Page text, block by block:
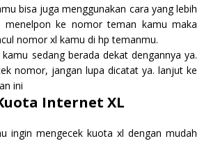
bisa juga menggunakan cara yang lebih
menelpon ke nomor teman kamu maka
nomor xl kamu di hp temanmu.
sedang berada dekat dengannya ya.
nomor, jangan lupa dicatat ya. lanjut ke
ini
Internet XL
ingin mengecek kuota xl dengan mudah